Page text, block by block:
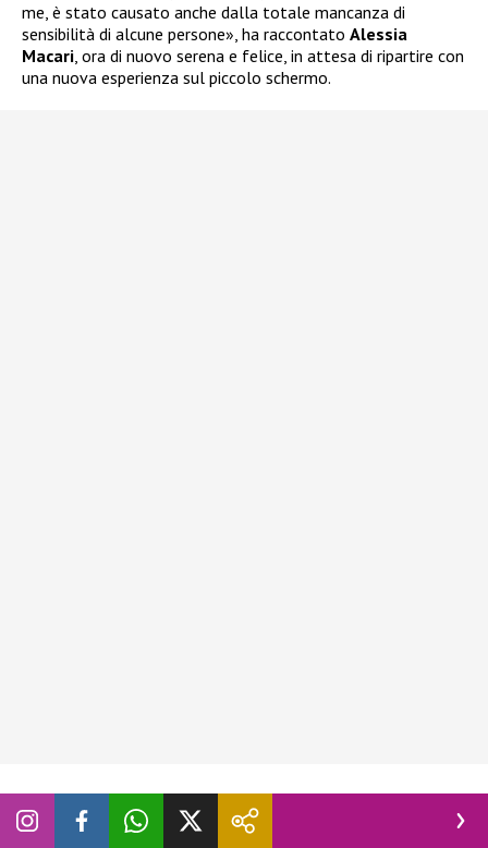
me, è stato causato anche dalla totale mancanza di
sensibilità di alcune persone», ha raccontato Alessia
Macari , ora di nuovo serena e felice, in attesa di ripartire con
una nuova esperienza sul piccolo schermo.